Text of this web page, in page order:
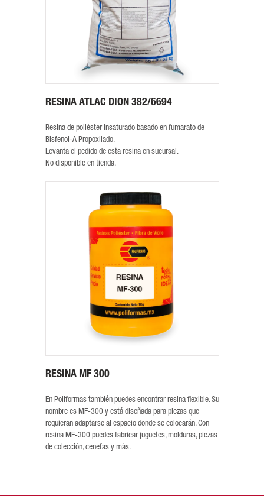
RESINA ATLAC DION 382/6694
Resina de poliéster insaturado basado en fumarato de
Bisfenol-A Propoxilado.
Levanta el pedido de esta resina en sucursal.
No disponible en tienda.
RESINA MF 300
En Poliformas también puedes encontrar resina flexible. Su
nombre es MF-300 y está diseñada para piezas que
requieran adaptarse al espacio donde se colocarán. Con
resina MF-300 puedes fabricar juguetes, molduras, piezas
de colección, cenefas y más.